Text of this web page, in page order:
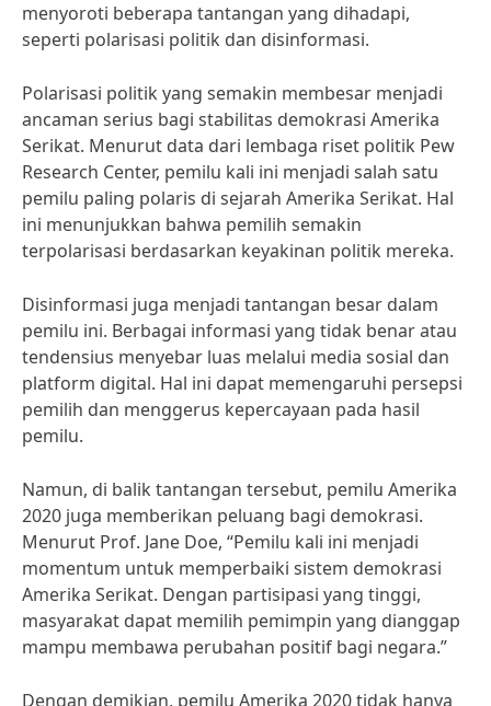
menyoroti beberapa tantangan yang dihadapi,
seperti polarisasi politik dan disinformasi.
Polarisasi politik yang semakin membesar menjadi
ancaman serius bagi stabilitas demokrasi Amerika
Serikat. Menurut data dari lembaga riset politik Pew
Research Center, pemilu kali ini menjadi salah satu
pemilu paling polaris di sejarah Amerika Serikat. Hal
ini menunjukkan bahwa pemilih semakin
terpolarisasi berdasarkan keyakinan politik mereka.
Disinformasi juga menjadi tantangan besar dalam
pemilu ini. Berbagai informasi yang tidak benar atau
tendensius menyebar luas melalui media sosial dan
platform digital. Hal ini dapat memengaruhi persepsi
pemilih dan menggerus kepercayaan pada hasil
pemilu.
Namun, di balik tantangan tersebut, pemilu Amerika
2020 juga memberikan peluang bagi demokrasi.
Menurut Prof. Jane Doe, “Pemilu kali ini menjadi
momentum untuk memperbaiki sistem demokrasi
Amerika Serikat. Dengan partisipasi yang tinggi,
masyarakat dapat memilih pemimpin yang dianggap
mampu membawa perubahan positif bagi negara.”
Dengan demikian, pemilu Amerika 2020 tidak hanya